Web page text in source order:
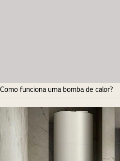
Como funciona uma bomba de calor?